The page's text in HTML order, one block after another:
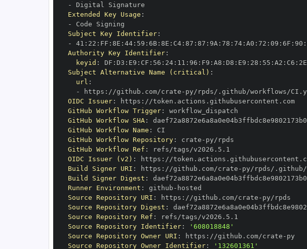
-
Extended Key Usage :
-
Subject Key Identifier:
-
41 : 22 : FF : 8E : 44: 59 : 6B: 8E : C4: 87 : 87 : 9A : 78 : 74: A0 : 72 : 09 : 6F : 90 :
Authority Key Identifier:
keyid : DF : D3 : E9 : CF : 56 : 24: 11 : 96 : F9 : A8 : D8 : E9 : 28 : 55 : A2 : C6 : 2E
Subject Alternative Name (critical) :
url :
-
https : //github.com/crate -
OIDC Issuer: https :
//token.actions.githubusercontent.com
GitHub Workflow Trigger:
GitHub Workflow SHA:
GitHub Workflow Name :
GitHub Workflow Repository: crate -
GitHub Workflow Ref :
OIDC Issuer (v2) : https :
Build Signer URI : https : //github.com/crate -
Build Signer Digest :
Runner Environment : github -
Source Repository URI : https : //github.com/crate -
Source Repository Digest :
Source Repository Ref :
Source Repository Identifier:
'608018848'
Source Repository Owner URI : https : //github.com/crate -
Source Repository Owner Identifier: '132601361'